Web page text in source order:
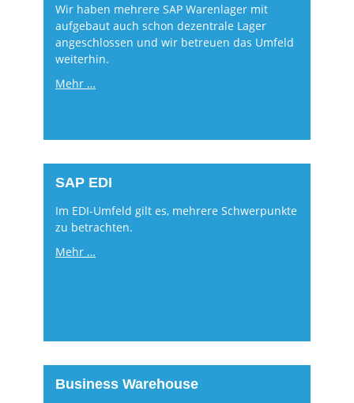
Wir haben mehrere SAP Warenlager mit
aufgebaut auch schon dezentrale Lager
angeschlossen und wir betreuen das Umfeld
weiterhin.
Mehr …
SAP EDI
Im EDI-Umfeld gilt es, mehrere Schwerpunkte
zu betrachten.
Mehr …
Business Warehouse